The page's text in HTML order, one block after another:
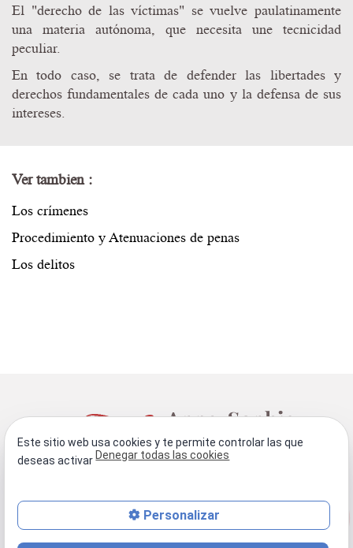
El "derecho de las víctimas" se vuelve paulatinamente
una materia autónoma, que necesita une tecnicidad
peculiar.
En todo caso, se trata de defender las libertades y
derechos fundamentales de cada uno y la defensa de sus
intereses.
Ver tambien :
Los crímenes
Procedimiento y Atenuaciones de penas
Los delitos
Este sitio web usa cookies y te permite controlar las que
deseas activarDenegar todas las cookies
Personalizar